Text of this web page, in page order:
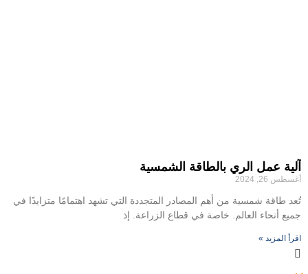
آلية عمل الري بالطاقة الشمسية
أغسطس 26, 2024
تُعد طاقة شمسية من أهم المصادر المتجددة التي تشهد اهتمامًا متزايدًا في
جميع أنحاء العالم. خاصة في قطاع الزراعة. إذ
اقرأ المزيد »